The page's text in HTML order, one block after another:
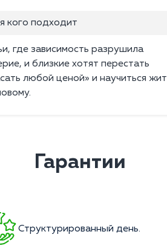
кого подходит
где зависимость разрушила
и близкие хотят перестать
любой ценой» и научиться
Гарантии
Структурированный день.